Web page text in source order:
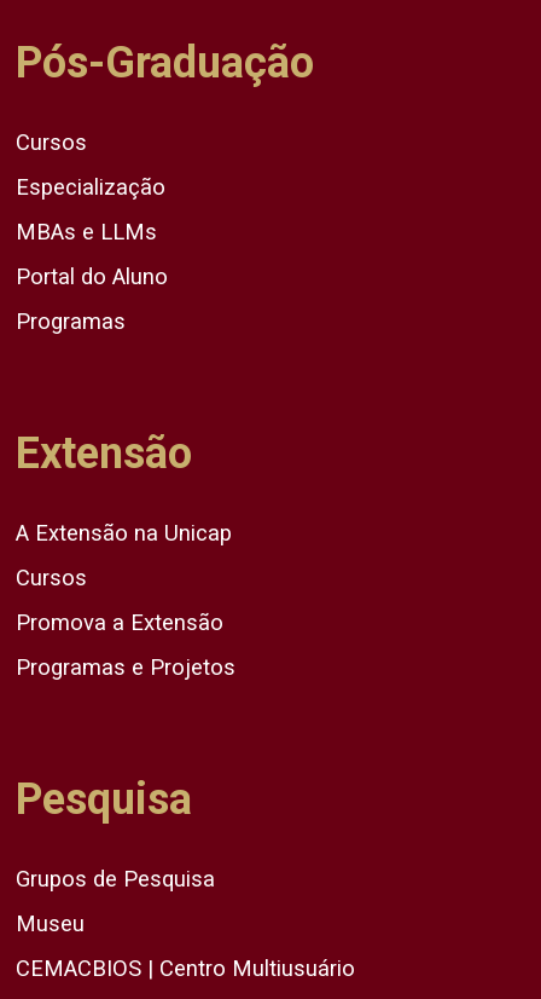
Pós-Graduação
Cursos
Especialização
MBAs e LLMs
Portal do Aluno
Programas
Extensão
A Extensão na Unicap
Cursos
Promova a Extensão
Programas e Projetos
Pesquisa
Grupos de Pesquisa
Museu
CEMACBIOS | Centro Multiusuário